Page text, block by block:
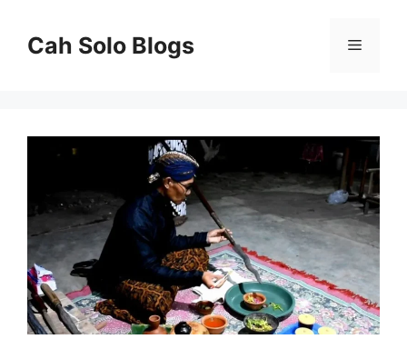
Cah Solo Blogs Menu